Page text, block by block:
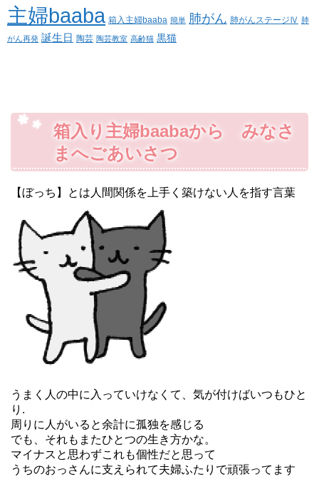
主婦baaba 箱入主婦baaba 簡単 肺がん 肺がんステージⅣ 肺
がん再発 誕生日 陶芸 陶芸教室 高齢猫 黒猫
箱入り主婦baabaから みなさ
まへごあいさつ
【ぼっち】とは人間関係を上手く築けない人を指す言葉
うまく人の中に入っていけなくて、気が付けばいつもひと
り.
周りに人がいると余計に孤独を感じる
でも、それもまたひとつの生き方かな。
マイナスと思わずこれも個性だと思って
うちのおっさんに支えられて夫婦ふたりで頑張ってます